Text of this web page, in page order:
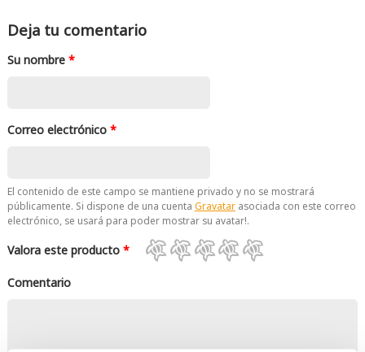
Deja tu comentario
Su nombre *
Correo electrónico *
El contenido de este campo se mantiene privado y no se mostrará
públicamente. Si dispone de una cuenta Gravatarasociada con este correo
electrónico, se usará para poder mostrar su avatar!.
Valora este producto *
Comentario